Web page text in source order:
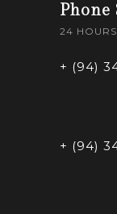
Phone
24
+ (94)
+ (94)